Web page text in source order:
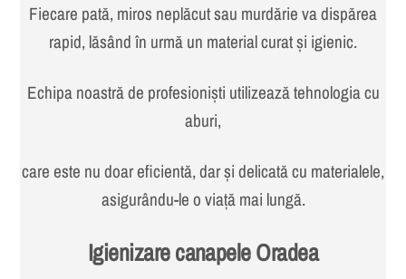
Fiecare pată, miros neplăcut sau murdărie va dispărea
rapid, lăsând în urmă un material curat și igienic.
Echipa noastră de profesioniști utilizează tehnologia cu
aburi,
care este nu doar eficientă, dar și delicată cu materialele,
asigurându-le o viață mai lungă.
Igienizare canapele Oradea